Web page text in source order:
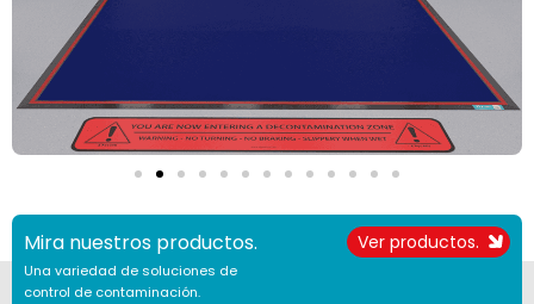
Mira nuestros productos.
Una variedad de soluciones de
control de contaminación.
Ver productos.